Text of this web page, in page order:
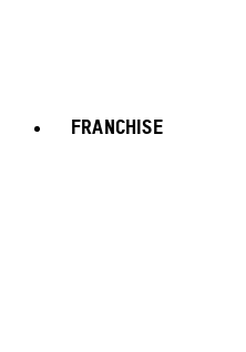
FRANCHISE